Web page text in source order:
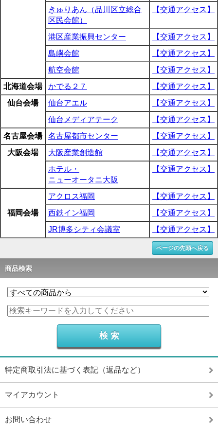
きゅりあん（品川区立総合
区民会館）
【交通アクセス】
港区産業振興センター
【交通アクセス】
島嶼会館
【交通アクセス】
航空会館
【交通アクセス】
北海道会場
かでる２７
【交通アクセス】
仙台会場
仙台アエル
【交通アクセス】
仙台メディアテーク
【交通アクセス】
名古屋会場
名古屋都市センター
【交通アクセス】
大阪会場
大阪産業創造館
【交通アクセス】
ホテル・
ニューオータニ大阪
【交通アクセス】
福岡会場
アクロス福岡
【交通アクセス】
西鉄イン福岡
【交通アクセス】
JR博多シティ会議室
【交通アクセス】
ページの先頭へ戻る
商品検索
特定商取引法に基づく表記（返品など）
マイアカウント
お問い合わせ